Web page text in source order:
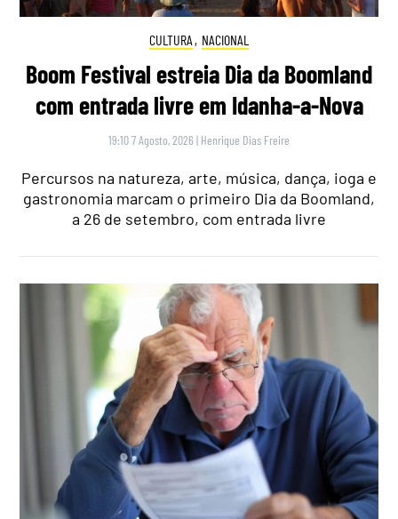
CULTURA , NACIONAL
Boom Festival estreia Dia da Boomland
com entrada livre em Idanha-a-Nova
19:10 7 Agosto, 2026 | Henrique Dias Freire
Percursos na natureza, arte, música, dança, ioga e
gastronomia marcam o primeiro Dia da Boomland,
a 26 de setembro, com entrada livre